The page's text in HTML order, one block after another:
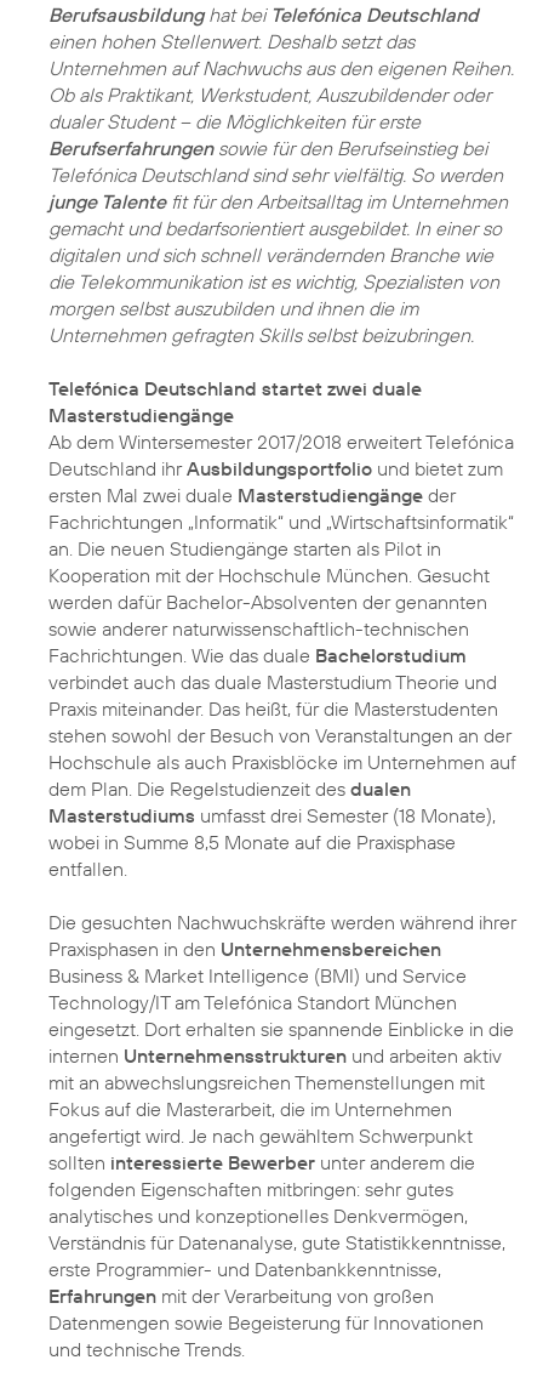
Berufsausbildunghat bei Telefónica Deutschland
einen hohen Stellenwert. Deshalb setzt das
Unternehmen auf Nachwuchs aus den eigenen Reihen.
Ob als Praktikant, Werkstudent, Auszubildender oder
dualer Student – die Möglichkeiten für erste
Berufserfahrungensowie für den Berufseinstieg bei
Telefónica Deutschland sind sehr vielfältig. So werden
junge Talentefit für den Arbeitsalltag im Unternehmen
gemacht und bedarfsorientiert ausgebildet. In einer so
digitalen und sich schnell verändernden Branche wie
die Telekommunikation ist es wichtig, Spezialisten von
morgen selbst auszubilden und ihnen die im
Unternehmen gefragten Skills selbst beizubringen.
Telefónica Deutschland startet zwei duale
Masterstudiengänge
Ab dem Wintersemester 2017/2018 erweitert Telefónica
Deutschland ihrAusbildungsportfolio und bietet zum
ersten Mal zwei duale Masterstudiengänge der
Fachrichtungen „Informatik“ und „Wirtschaftsinformatik“
an. Die neuen Studiengänge starten als Pilot in
Kooperation mit der Hochschule München. Gesucht
werden dafür Bachelor-Absolventen der genannten
sowie anderer naturwissenschaftlich-technischen
Fachrichtungen. Wie das duale Bachelorstudium
verbindet auch das duale Masterstudium Theorie und
Praxis miteinander. Das heißt, für die Masterstudenten
stehen sowohl der Besuch von Veranstaltungen an der
Hochschule als auch Praxisblöcke im Unternehmen auf
dem Plan. Die Regelstudienzeit des dualen
Masterstudiums umfasst drei Semester (18 Monate),
wobei in Summe 8,5 Monate auf die Praxisphase
entfallen.
Die gesuchten Nachwuchskräfte werden während ihrer
Praxisphasen in den Unternehmensbereichen
Business & Market Intelligence (BMI) und Service
Technology/IT am Telefónica Standort München
eingesetzt. Dort erhalten sie spannende Einblicke in die
internen Unternehmensstrukturen und arbeiten aktiv
mit an abwechslungsreichen Themenstellungen mit
Fokus auf die Masterarbeit, die im Unternehmen
angefertigt wird. Je nach gewähltem Schwerpunkt
sollten interessierte Bewerber unter anderem die
folgenden Eigenschaften mitbringen: sehr gutes
analytisches und konzeptionelles Denkvermögen,
Verständnis für Datenanalyse, gute Statistikkenntnisse,
erste Programmier- und Datenbankkenntnisse,
Erfahrungen mit der Verarbeitung von großen
Datenmengen sowie Begeisterung für Innovationen
und technische Trends.